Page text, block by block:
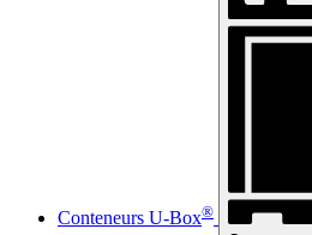
Conteneurs U-Box®